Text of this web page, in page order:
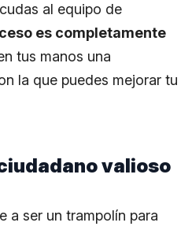
al equipo de
es completamente
tus manos una
la que puedes mejorar tu
valioso
a ser un trampolín para